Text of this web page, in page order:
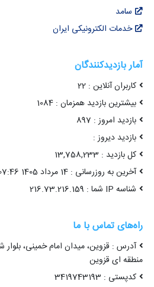
سامد
خدمات الکترونیکی ایران
آمار بازدیدکنندگان
کاربران آنلاین : 22
بیشترین بازدید همزمان : 1084
بازدید امروز : 897
بازدید دیروز :
کل بازدید : 13,758,233
آخرین به روزرسانی : 14 مرداد 1405 08:07:46
شناسه IP شما : 216.73.216.159
راه‌های تماس با ما
آدرس : قزوین، میدان امام خمینی، بلوار
منطقه ای قزوین
کدپستی : 3419743193